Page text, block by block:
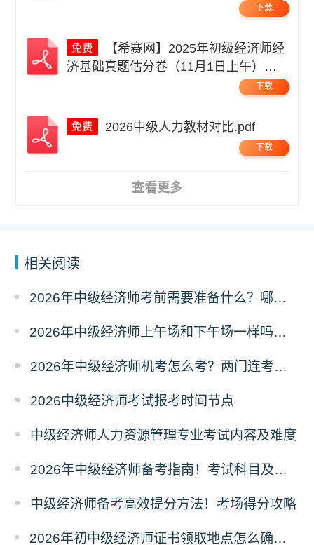
下载
济基础真题估分卷（11月1日上午）无
下载
2026中级人力教材对比.pdf
下载
查看更多
相关阅读
2026年中级经济师考前需要准备什么？哪些物品不能带？
2026年中级经济师上午场和下午场一样吗？考题有区别吗？
2026年中级经济师机考怎么考？两门连考怎么安排？
2026中级经济师考试报考时间节点
中级经济师人力资源管理专业考试内容及难度
2026年中级经济师备考指南！考试科目及取证条件
中级经济师备考高效提分方法！考场得分攻略
2026年初中级经济师证书领取地点怎么确定？属地规则